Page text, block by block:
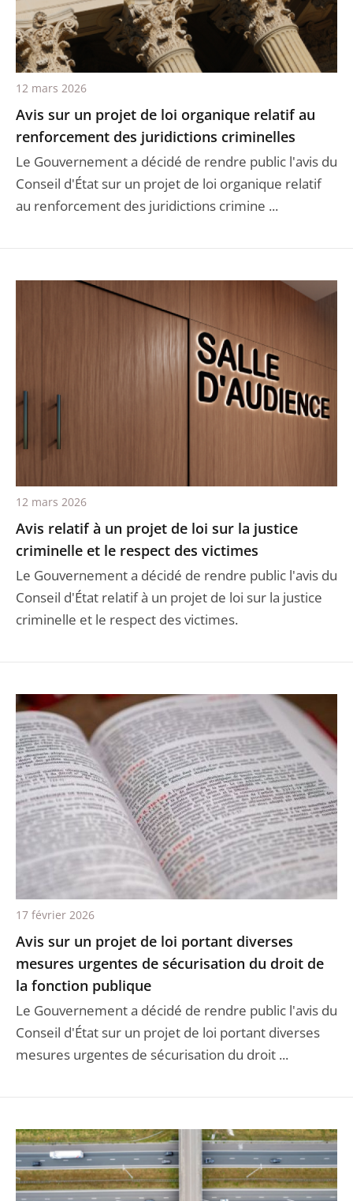
Avis sur un projet de loi organique relatif au
renforcement des juridictions criminelles
Le Gouvernement a décidé de rendre public l'avis du
Conseil d'État sur un projet de loi organique relatif
au renforcement des juridictions crimine ...
12 mars 2026
Avis relatif à un projet de loi sur la justice
criminelle et le respect des victimes
Le Gouvernement a décidé de rendre public l'avis du
Conseil d'État relatif à un projet de loi sur la justice
criminelle et le respect des victimes.
12 mars 2026
Avis sur un projet de loi portant diverses
mesures urgentes de sécurisation du droit de
la fonction publique
Le Gouvernement a décidé de rendre public l'avis du
Conseil d'État sur un projet de loi portant diverses
mesures urgentes de sécurisation du droit ...
17 février 2026